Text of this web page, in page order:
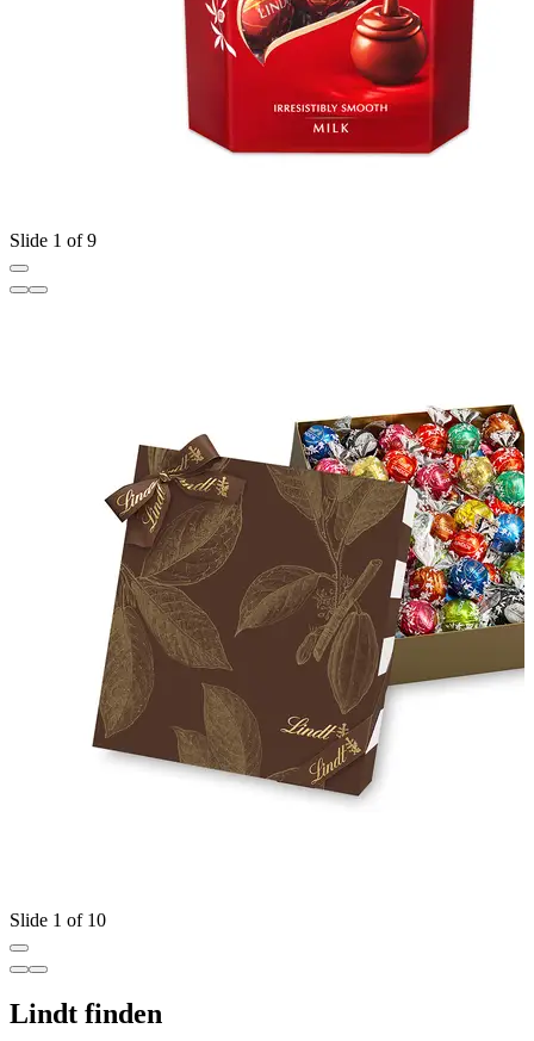
Slide 1 of 9
Slide 1 of 10
Lindt finden